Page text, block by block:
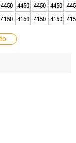
4450 4450 4450 4450
4150 4150 4150 4150